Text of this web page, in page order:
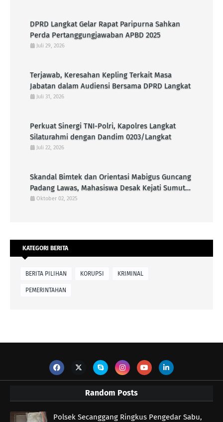
DPRD Langkat Gelar Rapat Paripurna Sahkan
Perda Pertanggungjawaban APBD 2025
Juli 29, 2026
Terjawab, Keresahan Kepling Terkait Masa
Jabatan dalam Audiensi Bersama DPRD Langkat
Juli 31, 2026
Perkuat Sinergi TNI-Polri, Kapolres Langkat
Silaturahmi dengan Dandim 0203/Langkat
Juli 22, 2026
Skandal Bimtek dan Orientasi Mabigus Guncang
Padang Lawas, Mahasiswa Desak Kejati Sumut
Periksa Bupati dan Ancaman Terhadap
Oktober 02, 2025
KATEGORI BERITA
BERITA PILIHAN KORUPSI KRIMINAL
PEMERINTAHAN
Random Posts
Polsek Secanggang Ringkus Pengedar Sabu,